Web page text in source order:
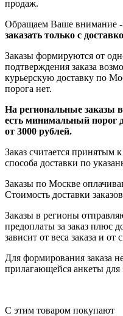
продаж.
Обращаем Ваше внимание -
заказать только с
Заказы формируются от
подтверждения заказа
курьерскую доставку по
порога нет.
На региональные заказы
есть минимальный порог
от 3000 рублей.
Заказ считается принятым
способа доставки по
Заказы по Москве
Стоимость доставки
Заказы в регионы
предоплаты за заказ плюс
зависит от веса заказа и от
Для формирования заказа
прилагающейся анкеты для
С этим товаром покупают